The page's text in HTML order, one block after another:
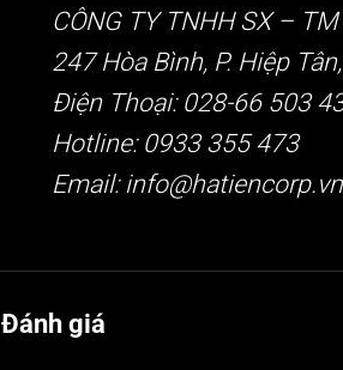
CÔNG TY TNHH SX –
247 Hòa Bình, P. Hiệp
Điện Thoại: 028-66 503
Hotline: 0933 355 473
Email: info@hatiencorp.vn
Đánh giá